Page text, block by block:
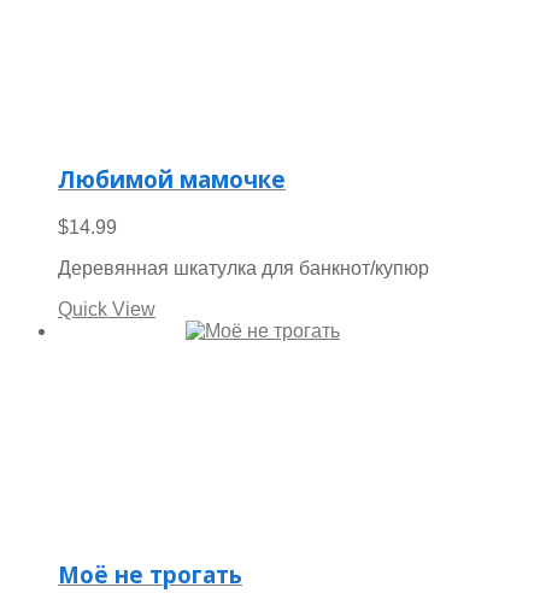
Любимой мамочке
$14.99
Деревянная шкатулка для банкнот/купюр
Quick View
Моё не трогать